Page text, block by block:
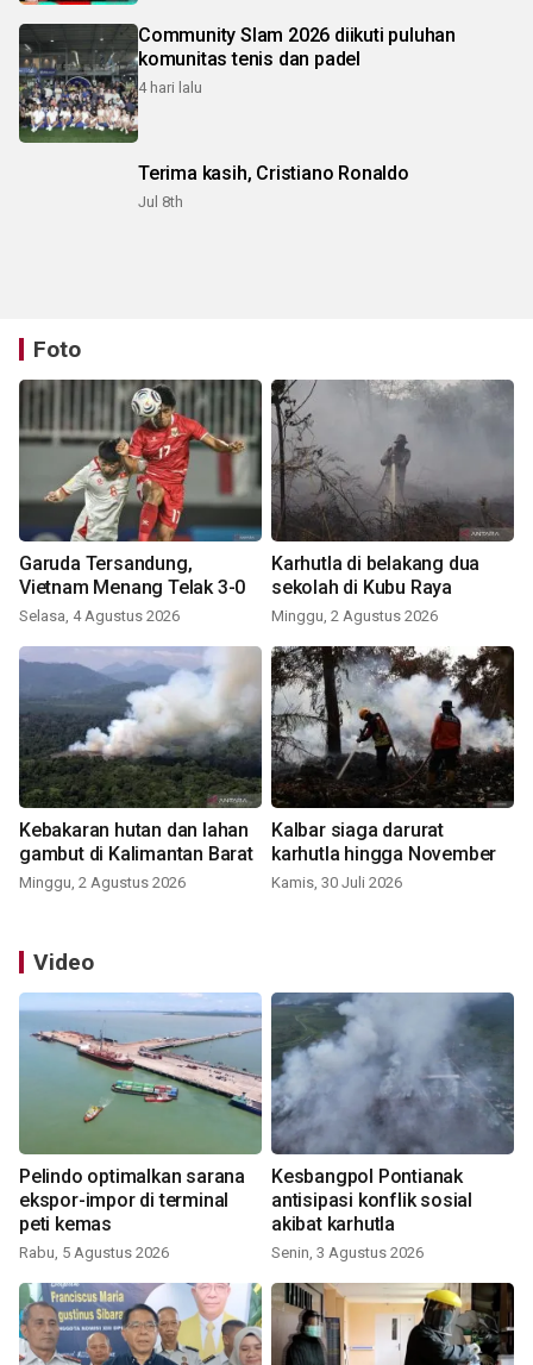
Community Slam 2026 diikuti puluhan
komunitas tenis dan padel
4 hari lalu
Terima kasih, Cristiano Ronaldo
Jul 8th
Foto
Garuda Tersandung,
Vietnam Menang Telak 3-0
Selasa, 4 Agustus 2026
Karhutla di belakang dua
sekolah di Kubu Raya
Minggu, 2 Agustus 2026
Kebakaran hutan dan lahan
gambut di Kalimantan Barat
Minggu, 2 Agustus 2026
Kalbar siaga darurat
karhutla hingga November
Kamis, 30 Juli 2026
Video
Pelindo optimalkan sarana
ekspor-impor di terminal
peti kemas
Rabu, 5 Agustus 2026
Kesbangpol Pontianak
antisipasi konflik sosial
akibat karhutla
Senin, 3 Agustus 2026